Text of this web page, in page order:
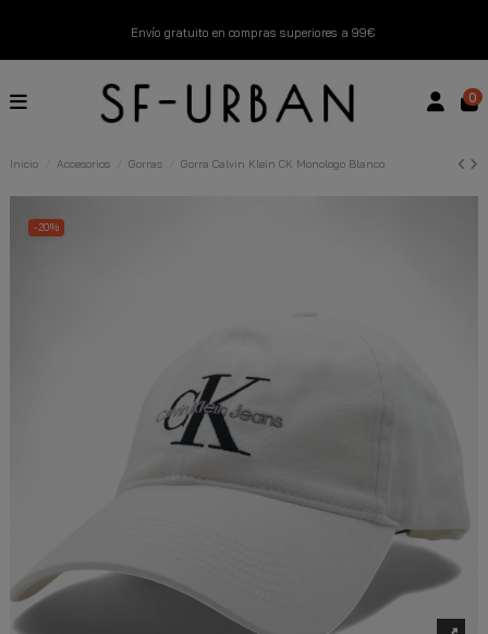
Envío gratuito en compras superiores a 99€
Nuevos productos disponibles esta semana
0
Inicio Accesorios Gorras Gorra Calvin Klein CK Monologo Blanco
-20%